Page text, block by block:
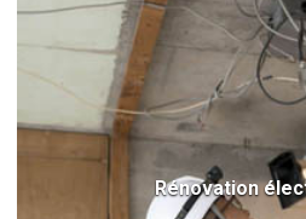
Rénovation